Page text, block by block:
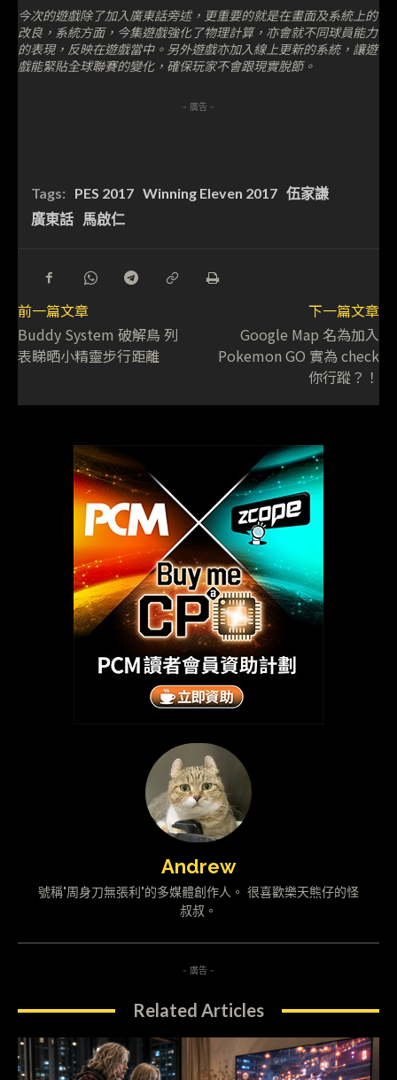
今次的遊戲除了加入廣東話旁述，更重要的就是在畫面及系統上的
改良，系統方面，今集遊戲強化了物理計算，亦會就不同球員能力
的表現，反映在遊戲當中。另外遊戲亦加入線上更新的系統，讓遊
戲能緊貼全球聯賽的變化，確保玩家不會跟現實脫節。
- 廣告 -
Tags: PES 2017 Winning Eleven 2017 伍家謙
廣東話 馬啟仁
前一篇文章
Buddy System 破解鳥 列
表睇晒小精靈步行距離
下一篇文章
Google Map 名為加入
Pokemon GO 實為 check
你行蹤？！
Andrew
號稱"周身刀無張利"的多媒體創作人。 很喜歡樂天熊仔的怪
叔叔。
- 廣告 -
Related Articles